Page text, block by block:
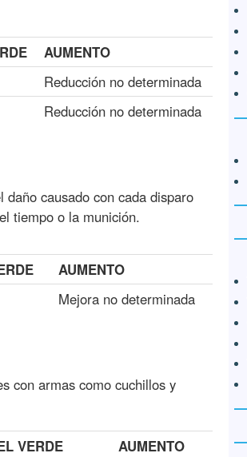
AUMENTO
Reducción no determinada
Reducción no determinada
causado con cada disparo
tiempo o la munición.
AUMENTO
Mejora no determinada
con armas como cuchillos y
VERDE
AUMENTO